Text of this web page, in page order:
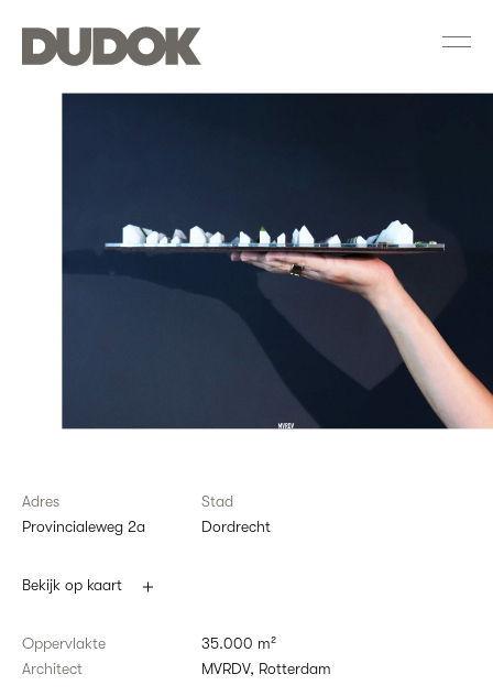
Adres
Provincialeweg 2a
Stad
Dordrecht
Bekijk op kaart
Oppervlakte
35.000 m²
Architect
MVRDV, Rotterdam